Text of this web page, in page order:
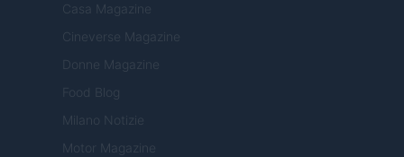
Casa Magazine
Cineverse Magazine
Donne Magazine
Food Blog
Milano Notizie
Motor Magazine